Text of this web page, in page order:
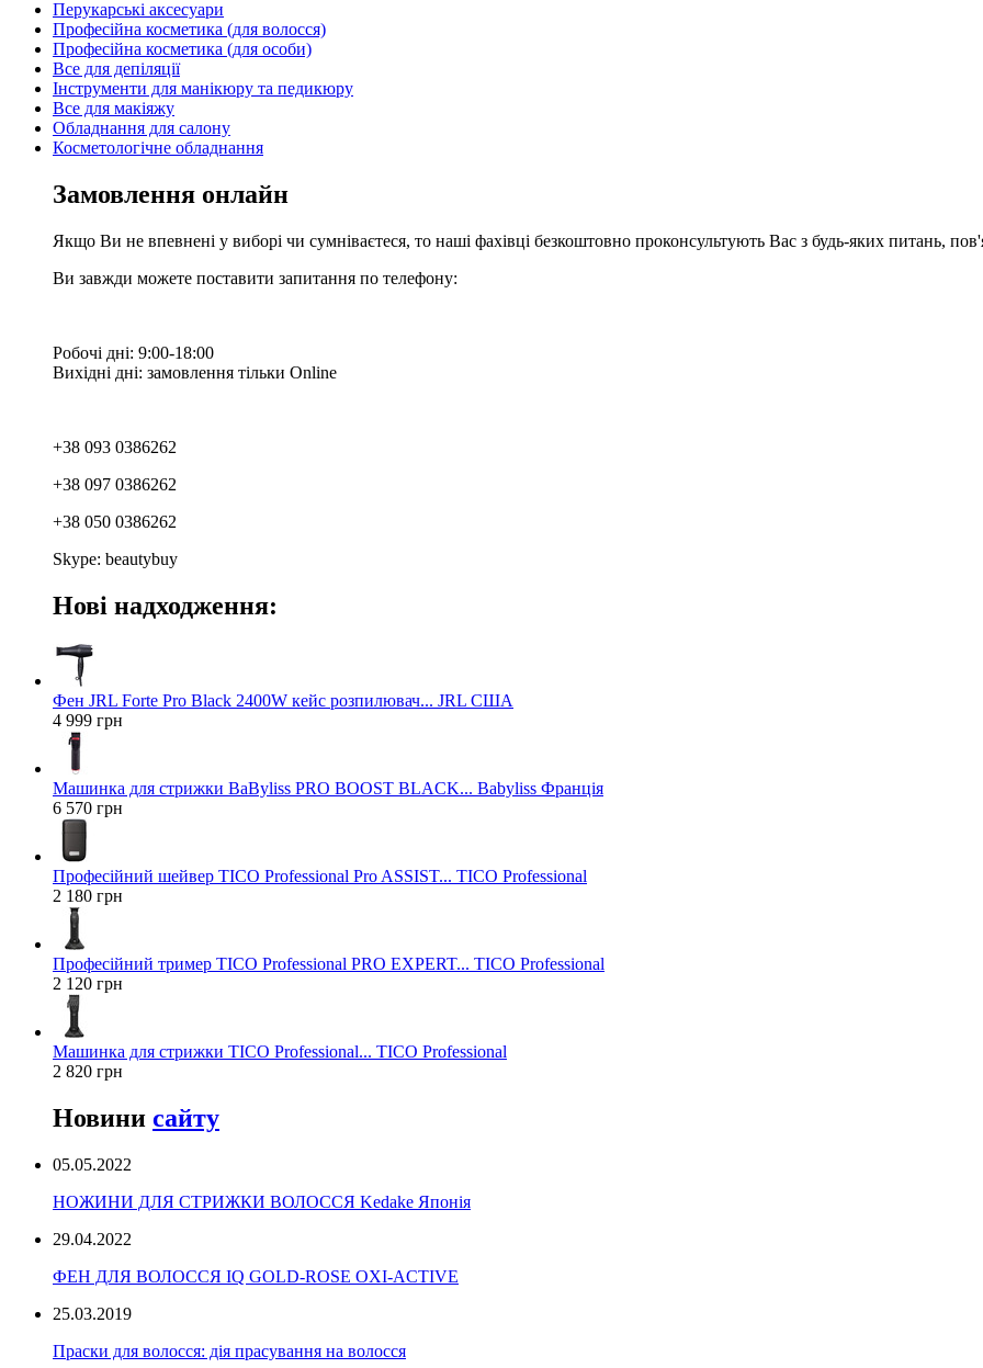
Перукарські аксесуари
Професійна косметика (для волосся)
Професійна косметика (для особи)
Все для депіляції
Інструменти для манікюру та педикюру
Все для макіяжу
Обладнання для салону
Косметологічне обладнання
Замовлення онлайн
Якщо Ви не впевнені у виборі чи сумніваєтеся, то наші фахівці безкоштовно проконсультують Вас з будь-яких питань,
Ви завжди можете поставити запитання по телефону:
Робочі дні: 9:00-18:00
Вихідні дні: замовлення тільки Online
+38 093 0386262
+38 097 0386262
+38 050 0386262
Skype: beautybuy
Нові надходження:
Фен JRL Forte Pro Black 2400W кейс розпилювач... JRL США
4 999 грн
Машинка для стрижки BaByliss PRO BOOST BLACK... Babyliss Франція
6 570 грн
Професійний шейвер TICO Professional Pro ASSIST... TICO Professional
2 180 грн
Професійний тример TICO Professional PRO EXPERT... TICO Professional
2 120 грн
Машинка для стрижки TICO Professional... TICO Professional
2 820 грн
Новини сайту
05.05.2022
НОЖИНИ ДЛЯ СТРИЖКИ ВОЛОССЯ Kedake Японія
29.04.2022
ФЕН ДЛЯ ВОЛОССЯ IQ GOLD-ROSE OXI-ACTIVE
25.03.2019
Праски для волосся: дія прасування на волосся